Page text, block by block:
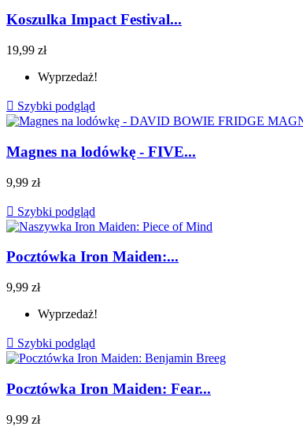
Koszulka Impact Festival...
19,99 zł
Wyprzedaż!
 Szybki podgląd
Magnes na lodówkę - FIVE...
9,99 zł
 Szybki podgląd
Pocztówka Iron Maiden:...
9,99 zł
Wyprzedaż!
 Szybki podgląd
Pocztówka Iron Maiden: Fear...
9,99 zł